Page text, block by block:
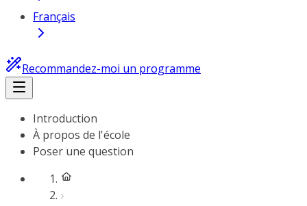
Français
Recommandez-moi un programme
Introduction
À propos de l'école
Poser une question